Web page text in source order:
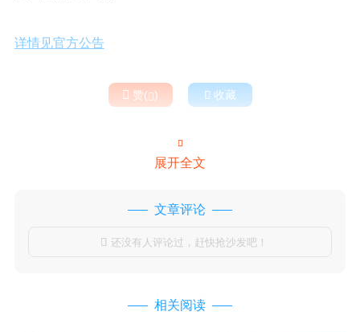
详情见官方公告
 赞()  收藏

展开全文
文章评论
 还没有人评论过，赶快抢沙发吧！
相关阅读